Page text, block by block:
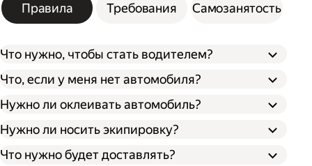
Правила Требования Самозанятость
Что нужно, чтобы стать водителем?
Что, если у меня нет автомобиля?
Нужно ли оклеивать автомобиль?
Нужно ли носить экипировку?
Что нужно будет доставлять?